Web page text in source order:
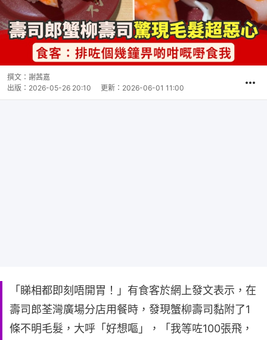
撰文： 謝茜嘉
出版： 2026-05-26 20:10 更新： 2026-06-01 11:00
「睇相都即刻唔開胃！」有食客於網上發文表示，在
壽司郎荃灣廣場分店用餐時，發現蟹柳壽司黏附了1
條不明毛髮，大呼「好想嘔」，「我等咗100張飛，